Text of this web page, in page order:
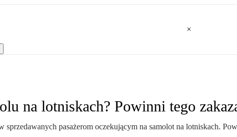
na lotniskach? Powinni tego
pasażerom oczekującym na samolot na lotniskach.